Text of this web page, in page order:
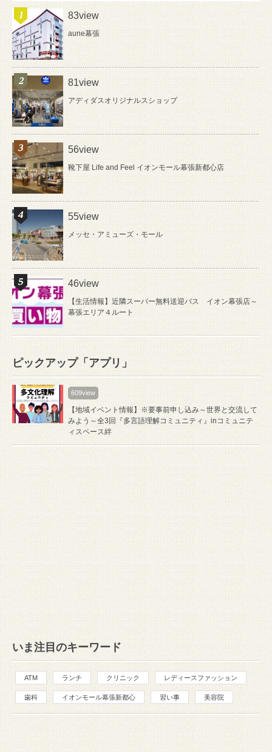
83view
aune幕張
81view
アディダスオリジナルスショップ
56view
靴下屋 Life and Feel イオンモール幕張新都心店
55view
メッセ・アミューズ・モール
46view
【生活情報】近隣スーパー無料送迎バス イオン幕張店～
幕張エリア４ルート
ピックアップ「アプリ」
609view
【地域イベント情報】※要事前申し込み～世界と交流して
みよう～全3回『多言語理解コミュニティ』inコミュニテ
ィスペース絆
いま注目のキーワード
ATM ランチ クリニック レディースファッション
歯科 イオンモール幕張新都心 習い事 美容院